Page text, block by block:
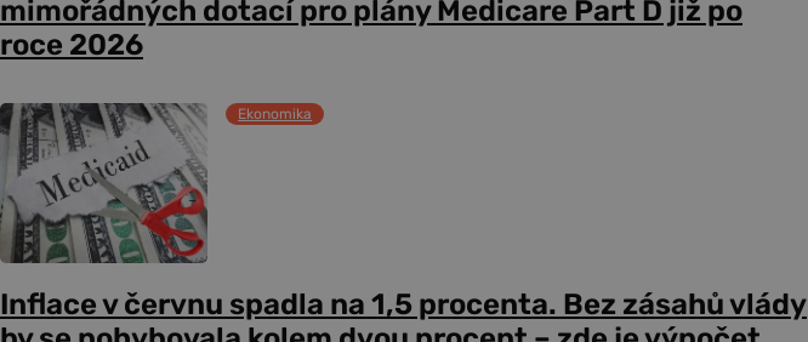
mimořádných dotací pro plány Medicare Part D již po
roce 2026
Ekonomika
Inflace v červnu spadla na 1,5 procenta. Bez zásahů vlády